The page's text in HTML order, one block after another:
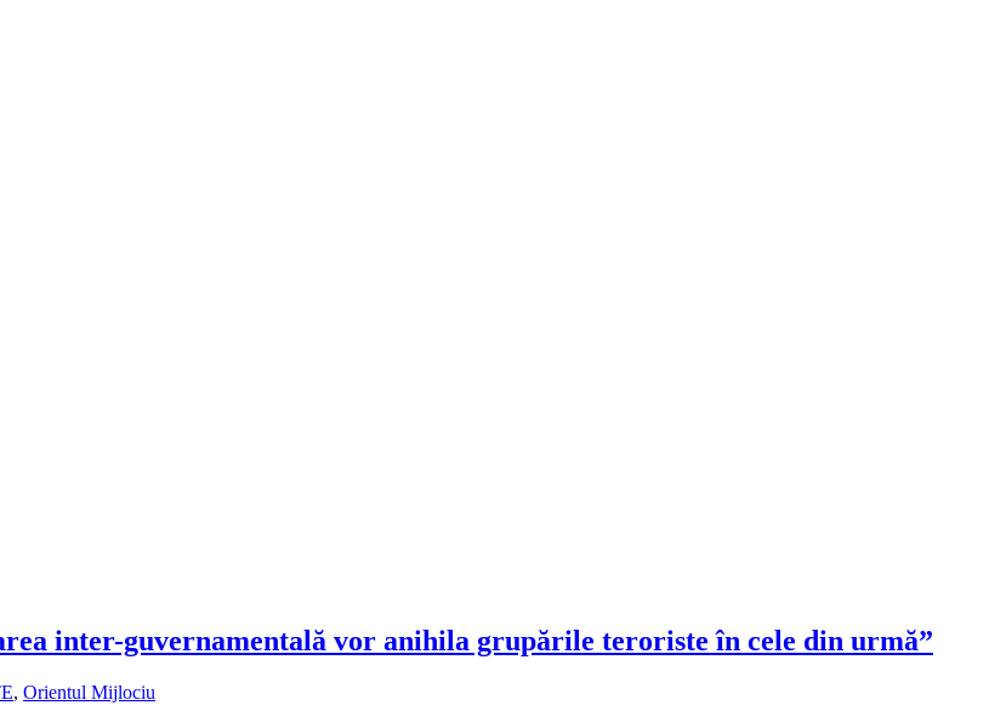
inter-guvernamentală vor anihila grupările teroriste în cele din urmă”
, Orientul Mijlociu